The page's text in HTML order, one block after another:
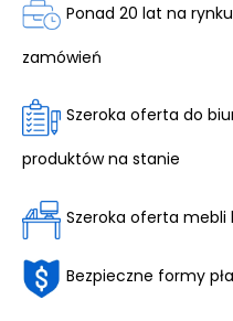
Ponad 20 lat na
zamówień
Szeroka oferta do
produktów na stanie
Szeroka oferta mebli
Bezpieczne formy